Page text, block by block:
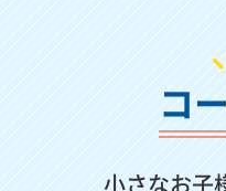
コ
小さなお子